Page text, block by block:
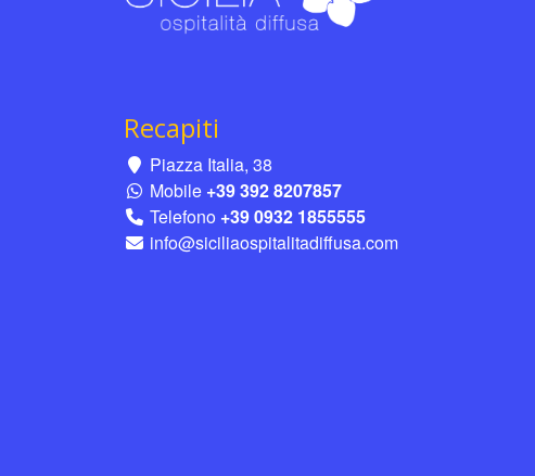
Recapiti
Piazza Italia, 38
Mobile +39 392 8207857
Telefono +39 0932 1855555
info@siciliaospitalitadiffusa.com